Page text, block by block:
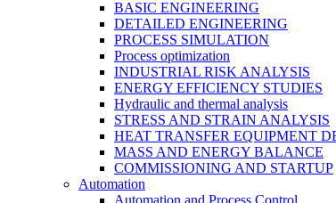
BASIC ENGINEERING
DETAILED ENGINEERING
PROCESS SIMULATION
Process optimization
INDUSTRIAL RISK ANALYSIS
ENERGY EFFICIENCY STUDIES
Hydraulic and thermal analysis
STRESS AND STRAIN ANALYSIS
HEAT TRANSFER EQUIPMENT
MASS AND ENERGY BALANCE
COMMISSIONING AND STARTUP
Automation
Automation and Process Control